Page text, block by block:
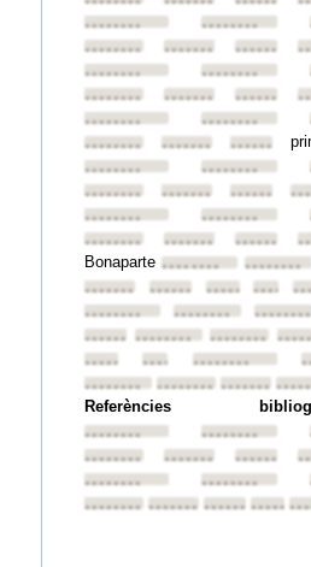
••••••••
••••••••
••••••••
•••••••• ••••••••
••••••••
••••••••
••••••••
•••••••• ••••••••
••••••••
••••••••
••••••••
•••••••• ••••••••
••••••••
••••••••
••••••••
•••••••• ••••••••
••••••••
••••••••
••••••••
•••••••• ••••••••
Bonaparte•••••••• ••••••••
••••••••
••••••••••••••••••••••••
••••••••
•••••••• ••••••••
•••••••••••••••• ••••••••
••••••••••••••••••••••••
••••••••
•••••••• ••••••••
Referències
••••••••
••••••••
••••••••
•••••••• ••••••••
••••••••
••••••••
•••••••• ••••••••••••••••••••••••